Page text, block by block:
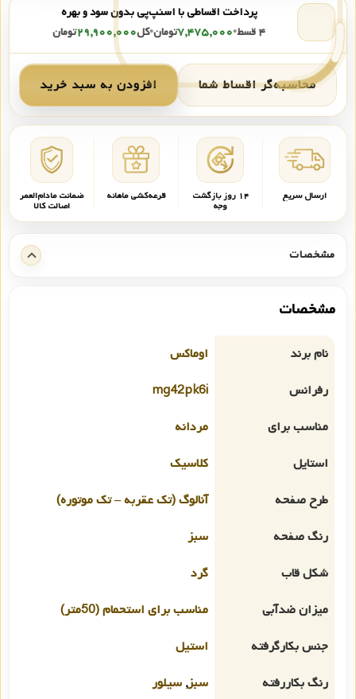
پرداخت اقساطی با اسنپ‌پی بدون سود و بهره
۴ قسط
•۷,۴۷۵,۰۰۰تومان•کل۲۹,۹۰۰,۰۰۰تومان
محاسبه‌گر اقساط شما افزودن به سبد خرید
ارسال سریع ۱۴ روز بازگشت
وجه
قرعه‌کشی ماهانه ضمانت مادام‌العمر
اصالت کالا
مشخصات
مشخصات
نام برند
اوماکس
رفرانس
mg42pk6i
مناسب برای
مردانه
استایل
کلاسیک
طرح صفحه
آنالوگ (تک عقربه – تک موتوره)
رنگ صفحه
سبز
شکل قاب
گرد
میزان ضدآبی
مناسب برای استحمام (50متر)
جنس بکارگرفته
استیل
رنگ بکاررفته
سبز, سیلور